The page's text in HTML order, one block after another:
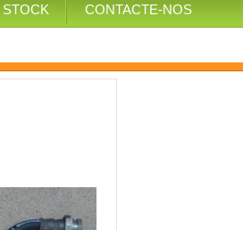
CONTACTE-NOS